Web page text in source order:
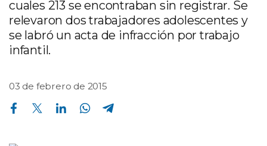
cuales 213 se encontraban sin registrar. Se
relevaron dos trabajadores adolescentes y
se labró un acta de infracción por trabajo
infantil.
03 de febrero de 2015
Compartir en Facebook Compartir en Twitter Compartir en Linkedin Compartir en Whatsapp